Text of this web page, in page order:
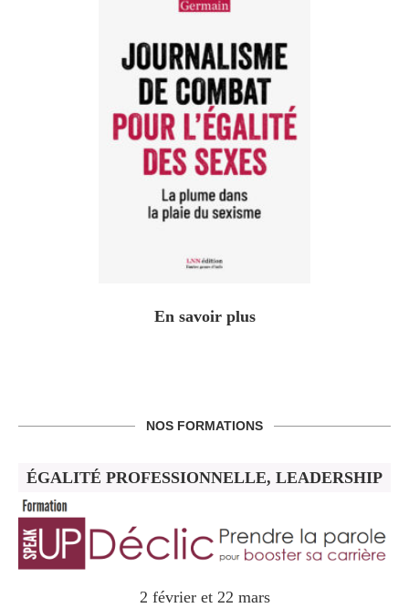
En savoir plus
NOS FORMATIONS
ÉGALITÉ PROFESSIONNELLE, LEADERSHIP
2 février et 22 mars